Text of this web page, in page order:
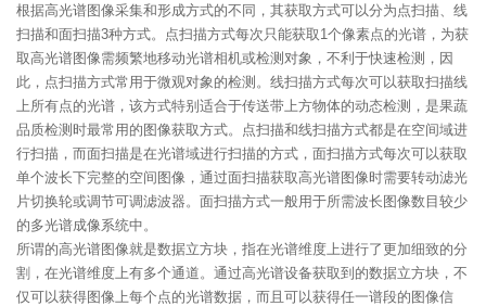
根据高光谱图像采集和形成方式的不同，其获取方式可以分为点扫描、线
扫描和面扫描3种方式。点扫描方式每次只能获取1个像素点的光谱，为获
取高光谱图像需频繁地移动光谱相机或检测对象，不利于快速检测，因
此，点扫描方式常用于微观对象的检测。线扫描方式每次可以获取扫描线
上所有点的光谱，该方式特别适合于传送带上方物体的动态检测，是果蔬
品质检测时最常用的图像获取方式。点扫描和线扫描方式都是在空间域进
行扫描，而面扫描是在光谱域进行扫描的方式，面扫描方式每次可以获取
单个波长下完整的空间图像，通过面扫描获取高光谱图像时需要转动滤光
片切换轮或调节可调滤波器。面扫描方式一般用于所需波长图像数目较少
的多光谱成像系统中。
所谓的高光谱图像就是数据立方块，指在光谱维度上进行了更加细致的分
割，在光谱维度上有多个通道。通过高光谱设备获取到的数据立方块，不
仅可以获得图像上每个点的光谱数据，而且可以获得任一谱段的图像信